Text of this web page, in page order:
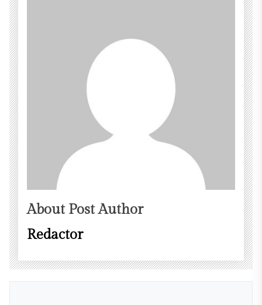
About Post Author
Redactor